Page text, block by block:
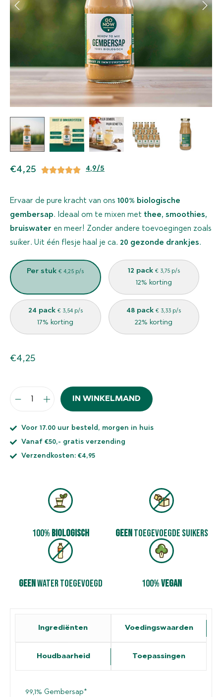
€4,25 4,9/5
Ervaar de pure kracht van ons 100% biologische
gembersap. Ideaal om te mixen met thee, smoothies,
bruiswater en meer! Zonder andere toevoegingen zoals
suiker. Uit één flesje haal je ca. 20 gezonde drankjes.
Per stuk€ 4,25 p/s 12 pack € 3,75 p/s
12% korting
24 pack € 3,54 p/s
17% korting
48 pack€ 3,33 p/s
22% korting
€4,25
IN WINKELMAND
Voor 17.00 uur besteld, morgen in huis
Vanaf €50,- gratis verzending
Verzendkosten: €4,95
100% biologisch geentoegevoegde suikers
geen­water toegevoegd 100%vegan
Ingrediënten Voedingswaarden
Houdbaarheid Toepassingen
99,1% Gembersap*